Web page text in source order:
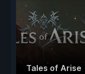
Tales of Arise